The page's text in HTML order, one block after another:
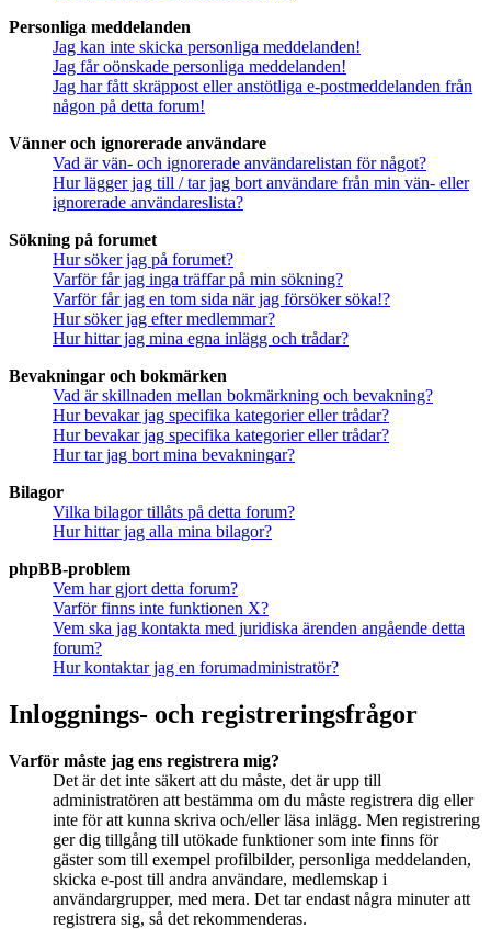
Personliga meddelanden
Jag kan inte skicka personliga meddelanden!
Jag får oönskade personliga meddelanden!
Jag har fått skräppost eller anstötliga e-postmeddelanden från
någon på detta forum!
Vänner och ignorerade användare
Vad är vän- och ignorerade användarelistan för något?
Hur lägger jag till / tar jag bort användare från min vän- eller
ignorerade användareslista?
Sökning på forumet
Hur söker jag på forumet?
Varför får jag inga träffar på min sökning?
Varför får jag en tom sida när jag försöker söka!?
Hur söker jag efter medlemmar?
Hur hittar jag mina egna inlägg och trådar?
Bevakningar och bokmärken
Vad är skillnaden mellan bokmärkning och bevakning?
Hur bevakar jag specifika kategorier eller trådar?
Hur bevakar jag specifika kategorier eller trådar?
Hur tar jag bort mina bevakningar?
Bilagor
Vilka bilagor tillåts på detta forum?
Hur hittar jag alla mina bilagor?
phpBB-problem
Vem har gjort detta forum?
Varför finns inte funktionen X?
Vem ska jag kontakta med juridiska ärenden angående detta
forum?
Hur kontaktar jag en forumadministratör?
Inloggnings- och registreringsfrågor
Varför måste jag ens registrera mig?
Det är det inte säkert att du måste, det är upp till
administratören att bestämma om du måste registrera dig eller
inte för att kunna skriva och/eller läsa inlägg. Men registrering
ger dig tillgång till utökade funktioner som inte finns för
gäster som till exempel profilbilder, personliga meddelanden,
skicka e-post till andra användare, medlemskap i
användargrupper, med mera. Det tar endast några minuter att
registrera sig, så det rekommenderas.